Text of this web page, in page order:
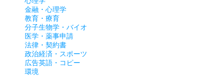
金融・心理学
教育・療育
分子生物学・バイオ
医学・薬事申請
法律・契約書
政治経済・スポーツ
広告英語・コピー
環境